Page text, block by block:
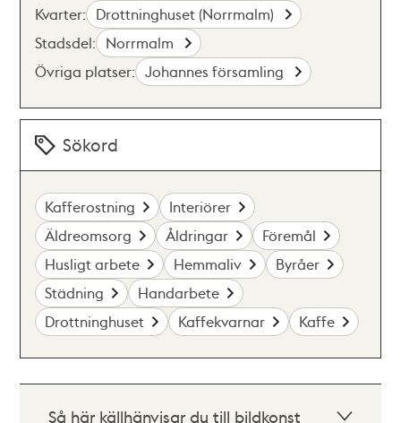
Kvarter: Drottninghuset (Norrmalm)
Stadsdel: Norrmalm
Övriga platser: Johannes församling
Sökord
Kafferostning
Interiörer
Äldreomsorg
Åldringar
Föremål
Husligt arbete
Hemmaliv
Byråer
Städning
Handarbete
Drottninghuset
Kaffekvarnar Kaffe
Så här källhänvisar du till bildkonst